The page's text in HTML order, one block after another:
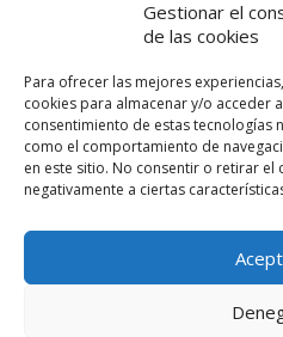
Gestionar el
de las cookies
Para ofrecer las mejores
cookies para almacenar y/o acceder
consentimiento de estas
como el comportamiento de
en este sitio. No consentir o retirar
negativamente a ciertas
logo SID